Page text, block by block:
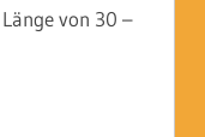
von 30 –